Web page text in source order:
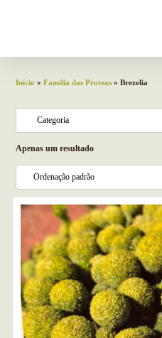
Início »Familia das Proteas » Brezelia
Apenas um resultado